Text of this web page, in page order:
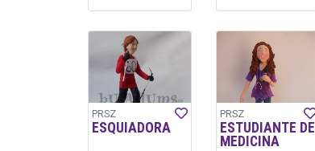
PRSZ
ESQUIADORA
PRSZ
ESTUDIANTE DE
MEDICINA